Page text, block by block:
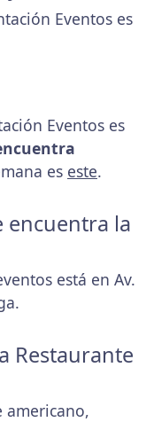
Eventos es
Eventos es
es este.
encuentra la
está en Av.
Restaurante
americano,